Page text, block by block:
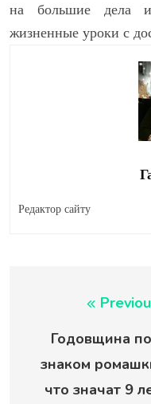
на большие дела
жизненные уроки с
Редактор сайту
Навигация
записям
Годовщина
знаком
что значат 9